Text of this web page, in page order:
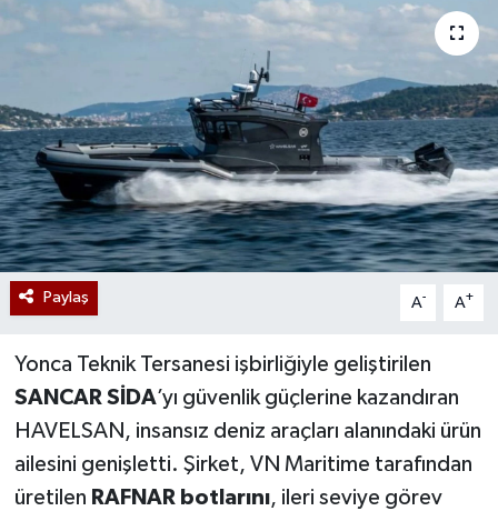
Paylaş A- A+
Yonca Teknik Tersanesi işbirliğiyle geliştirilen
SANCAR SİDA’yı güvenlik güçlerine kazandıran
HAVELSAN, insansız deniz araçları alanındaki ürün
ailesini genişletti. Şirket, VN Maritime tarafından
üretilen RAFNAR botlarını, ileri seviye görev